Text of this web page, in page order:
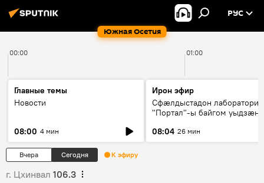
Южная Осетия
РУС
00:00 01:00
Главные темы
Новости
08:00 4 мин
Ирон эфир
Сфæлдыстадон лаборатори
"Портал"-ы байгом уыдзæн
Æхсары куыстыты равдыст
08:04 26 мин
Вчера Сегодня К эфиру
г. Цхинвал 106.3